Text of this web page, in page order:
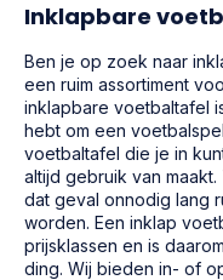
Inklapbare
Ben je op zoek naar
een ruim assortiment
inklapbare voetbaltafel
hebt om een
voetbaltafel die je in
altijd gebruik van
dat geval onnodig lang
worden. Een inklap
prijsklassen en is
ding. Wij bieden in- of